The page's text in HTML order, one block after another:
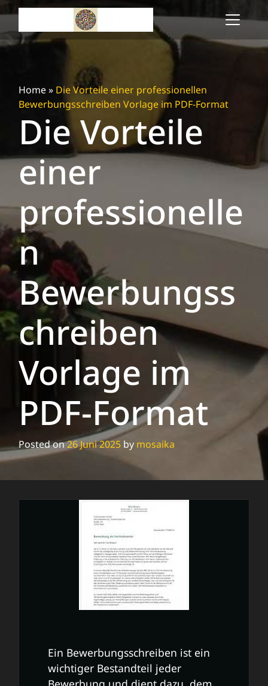
Skip
content
Home» Die Vorteile einer professionellen
Bewerbungsschreiben Vorlage im PDF-Format
Die Vorteile
einer
professionelle
n
Bewerbungss
chreiben
Vorlage im
PDF-Format
Posted on26 Juni 2025 by mosaika
Ein Bewerbungsschreiben ist ein
wichtiger Bestandteil jeder